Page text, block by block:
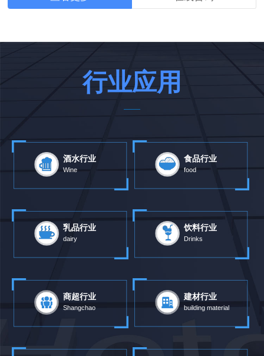
行业应用
酒水行业
Wine
食品行业
food
乳品行业
dairy
饮料行业
Drinks
商超行业
Shangchao
建材行业
building material